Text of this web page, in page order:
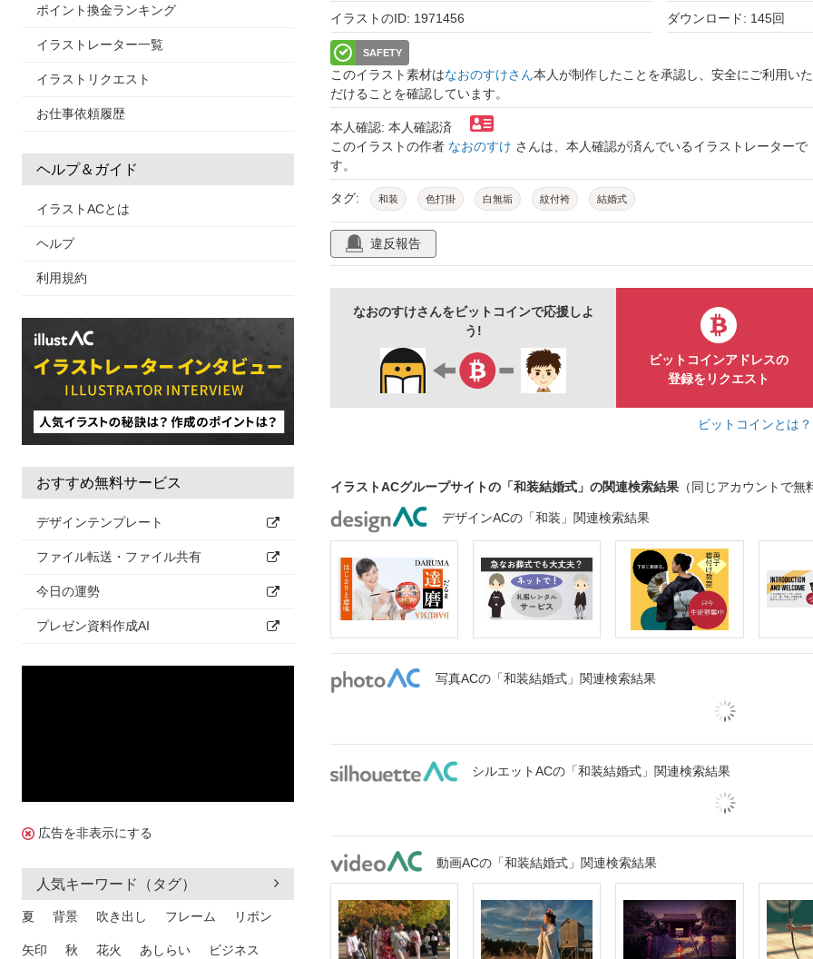
ポイント換金ランキング
イラストレーター一覧
イラストリクエスト
お仕事依頼履歴
ヘルプ＆ガイド
イラストACとは
ヘルプ
利用規約
おすすめ無料サービス
デザインテンプレート
ファイル転送・ファイル共有
今日の運勢
プレゼン資料作成AI
広告を非表示にする
人気キーワード（タグ）
夏 背景 吹き出し フレーム リボン
矢印 秋 花火 あしらい ビジネス
イラストのID: 1971456 ダウンロード: 145回
SAFETY
このイラスト素材はなおのすけさん本人が制作したことを承認し、安全にご利用いた
だけることを確認しています。
本人確認: 本人確認済
このイラストの作者 なおのすけ さんは、本人確認が済んでいるイラストレーターで
す。
タグ: 和装 色打掛 白無垢 紋付袴 結婚式
違反報告
なおのすけさんをビットコインで応援しよ
う!
ビットコインアドレスの
登録をリクエスト
ビットコインとは
イラストACグループサイトの「和装結婚式」の関連検索結果 （同じアカウントで
デザインACの「和装」関連検索結果
写真ACの「和装結婚式」関連検索結果
シルエットACの「和装結婚式」関連検索結果
動画ACの「和装結婚式」関連検索結果